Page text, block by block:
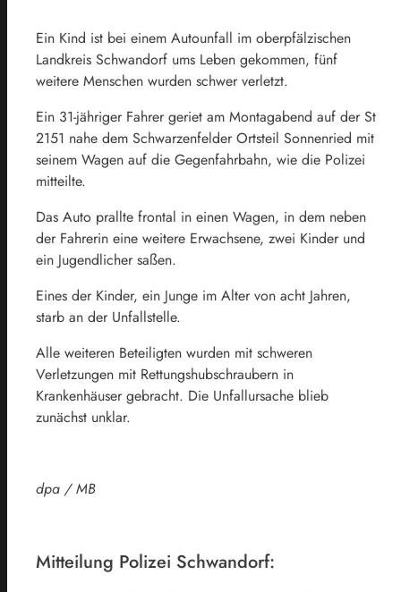
Ein Kind ist bei einem Autounfall im oberpfälzischen
Landkreis Schwandorf ums Leben gekommen, fünf
weitere Menschen wurden schwer verletzt.
Ein 31-jähriger Fahrer geriet am Montagabend auf der St
2151 nahe dem Schwarzenfelder Ortsteil Sonnenried mit
seinem Wagen auf die Gegenfahrbahn, wie die Polizei
mitteilte.
Das Auto prallte frontal in einen Wagen, in dem neben
der Fahrerin eine weitere Erwachsene, zwei Kinder und
ein Jugendlicher saßen.
Eines der Kinder, ein Junge im Alter von acht Jahren,
starb an der Unfallstelle.
Alle weiteren Beteiligten wurden mit schweren
Verletzungen mit Rettungshubschraubern in
Krankenhäuser gebracht. Die Unfallursache blieb
zunächst unklar.
dpa / MB
Mitteilung Polizei Schwandorf: